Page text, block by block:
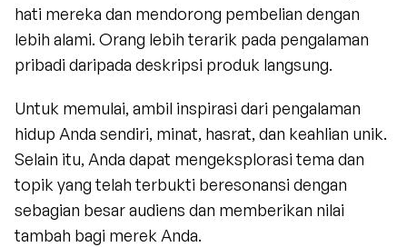
hati mereka dan mendorong pembelian dengan
lebih alami. Orang lebih terarik pada pengalaman
pribadi daripada deskripsi produk langsung.
Untuk memulai, ambil inspirasi dari pengalaman
hidup Anda sendiri, minat, hasrat, dan keahlian unik.
Selain itu, Anda dapat mengeksplorasi tema dan
topik yang telah terbukti beresonansi dengan
sebagian besar audiens dan memberikan nilai
tambah bagi merek Anda.